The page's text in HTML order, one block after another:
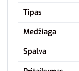
Tipas
Medžiaga
Spalva